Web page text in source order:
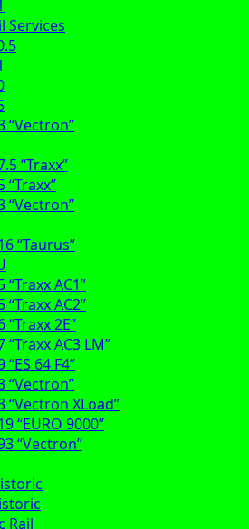
Services
“Vectron”
“Traxx”
“Traxx”
“Vectron”
“Taurus”
“Traxx AC1”
“Traxx AC2”
“Traxx 2E”
“Traxx AC3 LM”
“ES 64 F4”
“Vectron”
“Vectron XLoad”
“EURO 9000”
“Vectron”
Rail